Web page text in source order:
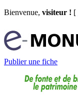
Bienvenue, visiteur ! [
Publier une fiche